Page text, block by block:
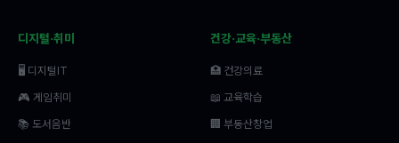
디지털·취미
🖥️ 디지털IT
🎮 게임취미
📚 도서음반
건강·교육·부동산
🏥 건강의료
📖 교육학습
🏢 부동산창업